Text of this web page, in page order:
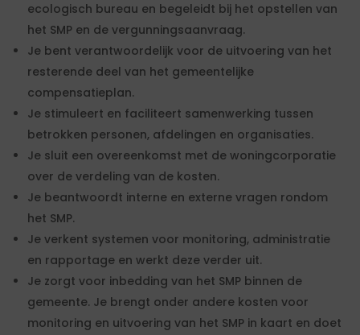
ecologisch bureau en begeleidt bij het opstellen van
het SMP en de vergunningsaanvraag.
Je bent verantwoordelijk voor de uitvoering van het
resterende deel van het gemeentelijke
compensatieplan.
Je stimuleert en faciliteert samenwerking tussen
betrokken personen, afdelingen en organisaties.
Je sluit een overeenkomst met de woningcorporatie
over de verdeling van de kosten.
Je beantwoordt interne en externe vragen rondom
het SMP.
Je verkent systemen voor monitoring, administratie
en rapportage en werkt deze verder uit.
Je zorgt voor inbedding van het SMP binnen de
gemeente. Je brengt onder andere kosten voor
monitoring en uitvoering van het SMP in kaart en doet